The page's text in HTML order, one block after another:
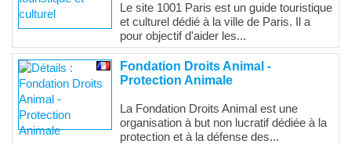
Le site 1001 Paris est un guide touristique
et culturel dédié à la ville de Paris. Il a
pour objectif d'aider les...
Fondation Droits Animal -
Protection Animale
La Fondation Droits Animal est une
organisation à but non lucratif dédiée à la
protection et à la défense des...